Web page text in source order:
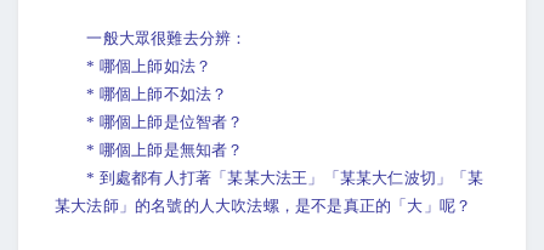
一般大眾很難去分辨：
* 哪個上師如法？
* 哪個上師不如法？
* 哪個上師是位智者？
* 哪個上師是無知者？
* 到處都有人打著「某某大法王」「某某大仁波切」「某
某大法師」的名號的人大吹法螺，是不是真正的「大」呢？